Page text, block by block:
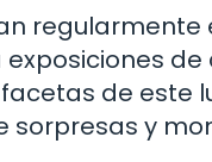
de este
sorpresas y